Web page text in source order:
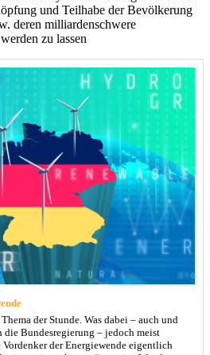
und Teilhabe der Bevölkerung
deren milliardenschwere
zu lassen
der Stunde. Was dabei – auch und
die Bundesregierung – jedoch meist
Vordenker der Energiewende eigentlich